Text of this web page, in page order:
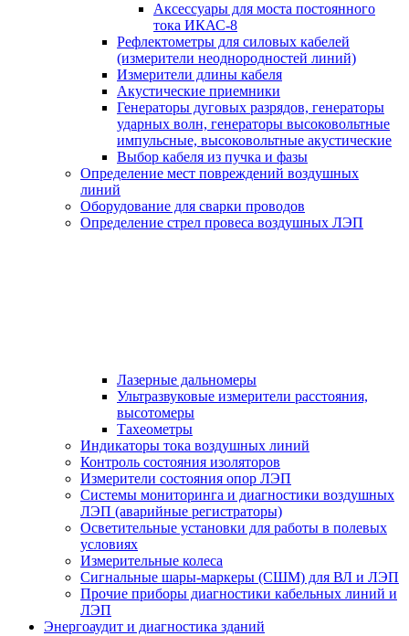
Аксессуары для моста постоянного
тока ИКАС-8
Рефлектометры для силовых кабелей
(измерители неоднородностей линий)
Измерители длины кабеля
Акустические приемники
Генераторы дуговых разрядов, генераторы
ударных волн, генераторы высоковольтные
импульсные, высоковольтные акустические
Выбор кабеля из пучка и фазы
Определение мест повреждений воздушных
линий
Оборудование для сварки проводов
Определение стрел провеса воздушных ЛЭП
Лазерные дальномеры
Ультразвуковые измерители расстояния,
высотомеры
Тахеометры
Индикаторы тока воздушных линий
Контроль состояния изоляторов
Измерители состояния опор ЛЭП
Системы мониторинга и диагностики воздушных
ЛЭП (аварийные регистраторы)
Осветительные установки для работы в полевых
условиях
Измерительные колеса
Сигнальные шары-маркеры (СШМ) для ВЛ и ЛЭП
Прочие приборы диагностики кабельных линий и
ЛЭП
Энергоаудит и диагностика зданий